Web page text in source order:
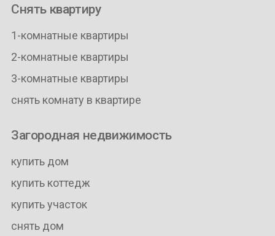
Снять квартиру
1-комнатные квартиры
2-комнатные квартиры
3-комнатные квартиры
снять комнату в квартире
Загородная недвижимость
купить дом
купить коттедж
купить участок
снять дом